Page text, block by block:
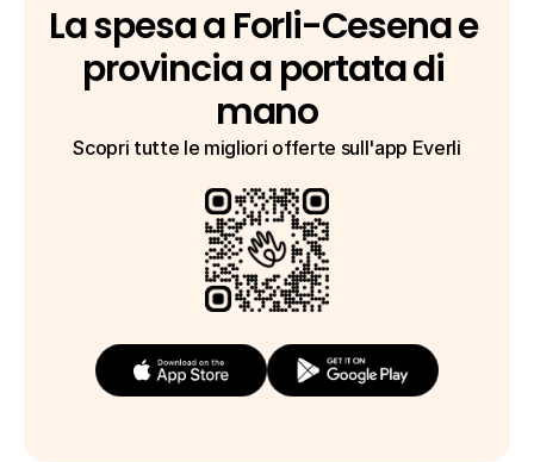
La spesa a Forli-Cesena e
provincia a portata di
mano
Scopri tutte le migliori offerte sull'app Everli